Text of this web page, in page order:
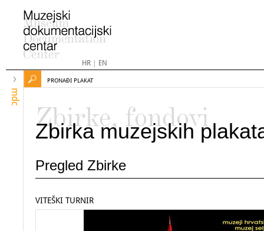
HR| EN
mdc
PRONAĐI PLAKAT
Zbirke, fondovi
Zbirka muzejskih
Pregled Zbirke
VITEŠKI TURNIR